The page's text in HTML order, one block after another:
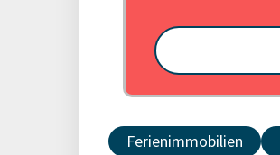
Ferienimmobilien